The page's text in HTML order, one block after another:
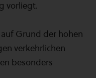
vorliegt.
Grund der hohen
verkehrlichen
besonders